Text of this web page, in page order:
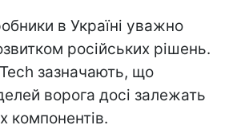
в Україні уважно
російських рішень.
зазначають, що
ворога досі залежать
компонентів.